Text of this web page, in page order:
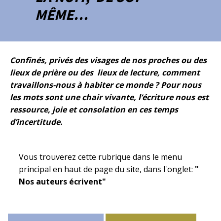
MÊME…
Confinés, privés des visages de nos proches ou des
lieux de prière ou des lieux de lecture, comment
travaillons-nous à habiter ce monde ? Pour nous
les mots sont une chair vivante, l’écriture nous est
ressource, joie et consolation en ces temps
d’incertitude.
Vous trouverez cette rubrique dans le menu
principal en haut de page du site, dans l'onglet: "
Nos auteurs écrivent"